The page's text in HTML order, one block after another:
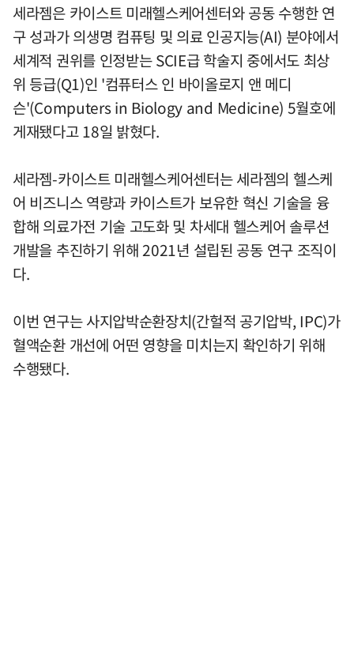
세라젬은 카이스트 미래헬스케어센터와 공동 수행한 연
구 성과가 의생명 컴퓨팅 및 의료 인공지능(AI) 분야에서
세계적 권위를 인정받는 SCIE급 학술지 중에서도 최상
위 등급(Q1)인 '컴퓨터스 인 바이올로지 앤 메디
슨'(Computers in Biology and Medicine) 5월호에
게재됐다고 18일 밝혔다.
세라젬-카이스트 미래헬스케어센터는 세라젬의 헬스케
어 비즈니스 역량과 카이스트가 보유한 혁신 기술을 융
합해 의료가전 기술 고도화 및 차세대 헬스케어 솔루션
개발을 추진하기 위해 2021년 설립된 공동 연구 조직이
다.
이번 연구는 사지압박순환장치(간헐적 공기압박, IPC)가
혈액순환 개선에 어떤 영향을 미치는지 확인하기 위해
수행됐다.